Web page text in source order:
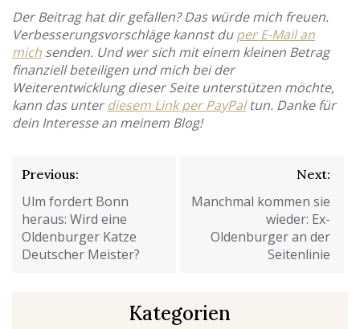
Der Beitrag hat dir gefallen? Das würde mich freuen.
Verbesserungsvorschläge kannst duper E-Mail an
mich senden. Und wer sich mit einem kleinen Betrag
finanziell beteiligen und mich bei der
Weiterentwicklung dieser Seite unterstützen möchte,
kann das unterdiesem Link per PayPaltun. Danke für
dein Interesse an meinem Blog!
Beitragsnavigation
Previous:
Ulm fordert Bonn
heraus: Wird eine
Oldenburger Katze
Deutscher Meister?
Next:
Manchmal kommen sie
wieder: Ex-
Oldenburger an der
Seitenlinie
Kategorien